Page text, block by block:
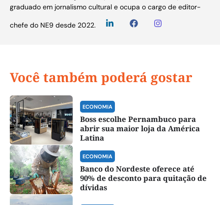
graduado em jornalismo cultural e ocupa o cargo de editor-
chefe do NE9 desde 2022.
Você também poderá gostar
ECONOMIA
Boss escolhe Pernambuco para
abrir sua maior loja da América
Latina
ECONOMIA
Banco do Nordeste oferece até
90% de desconto para quitação de
dívidas